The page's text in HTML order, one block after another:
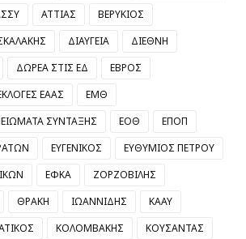
ΑΤΤΙΑΣ
ΒΕΡΥΚΙΟΣ
ΔΙΑΥΓΕΙΑ
ΔΙΕΘΝΗ
ΔΩΡΕΑ ΣΤΙΣ ΕΔ
ΕΒΡΟΣ
ΕΑΑΣ
ΕΜΘ
ΣΥΝΤΑΞΗΣ
ΕΟΘ
ΕΠΟΠ
ΕΥΓΕΝΙΚΟΣ
ΕΥΘΥΜΙΟΣ ΠΕΤΡΟΥ
ΕΦΚΑ
ΖΟΡΖΟΒΙΛΗΣ
ΘΡΑΚΗ ΙΩΑΝΝΙΔΗΣ
ΚΑΑΥ
ΚΟΛΟΜΒΑΚΗΣ
ΚΟΥΣΑΝΤΑΣ